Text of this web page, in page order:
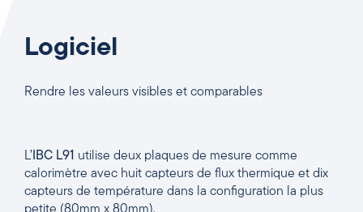
Logiciel
Rendre les valeurs visibles et comparables
L’ IBC L91 utilise deux plaques de mesure comme
calorimètre avec huit capteurs de flux thermique et dix
capteurs de température dans la configuration la plus